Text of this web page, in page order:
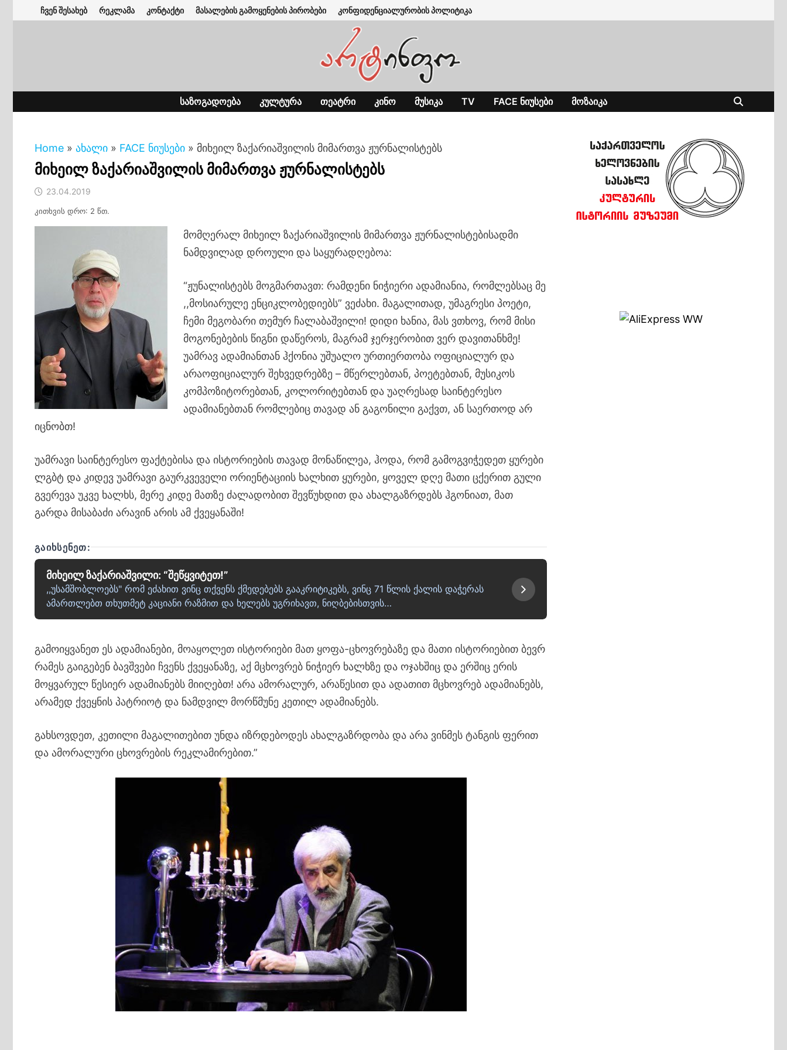
to
ჩვენ შესახებ რეკლამა კონტაქტი მასალების გამოყენების პირობები კონფიდენციალურობის პოლიტიკა
ᲡᲐᲖᲝᲒᲐᲓᲝᲔᲑᲐ ᲙᲣᲚᲢᲣᲠᲐ ᲗᲔᲐᲢᲠᲘ ᲙᲘᲜᲝ ᲛᲣᲡᲘᲙᲐ TV FACE ᲜᲘᲣᲡᲔᲑᲘ ᲛᲝᲖᲐᲘᲙᲐ
Home » ახალი » FACE ნიუსები » მიხეილ ზაქარიაშვილის მიმართვა ჟურნალისტებს
მიხეილ ზაქარიაშვილის მიმართვა ჟურნალისტებს
23.04.2019
კითხვის დრო: 2 წთ.
მომღერალ მიხეილ ზაქარიაშვილის მიმართვა ჟურნალისტებისადმი
ნამდვილად დროული და საყურადღებოა:
“ჟუნალისტებს მოგმართავთ: რამდენი ნიჭიერი ადამიანია, რომლებსაც მე
,,მოსიარულე ენციკლობედიებს” ვეძახი. მაგალითად, უმაგრესი პოეტი,
ჩემი მეგობარი თემურ ჩალაბაშვილი! დიდი ხანია, მას ვთხოვ, რომ მისი
მოგონებების წიგნი დაწეროს, მაგრამ ჯერჯერობით ვერ დავითანხმე!
უამრავ ადამიანთან ჰქონია უშუალო ურთიერთობა ოფიციალურ და
არაოფიციალურ შეხვედრებზე – მწერლებთან, პოეტებთან, მუსიკოს
კომპოზიტორებთან, კოლორიტებთან და უაღრესად საინტერესო
ადამიანებთან რომლებიც თავად ან გაგონილი გაქვთ, ან საერთოდ არ
იცნობთ!
უამრავი საინტერესო ფაქტებისა და ისტორიების თავად მონაწილეა, ჰოდა, რომ გამოგვიჭედეთ ყურები
ლგბტ და კიდევ უამრავი გაურკვეველი ორიენტაციის ხალხით ყურები, ყოველ დღე მათი ცქერით გული
გვერევა უკვე ხალხს, მერე კიდე მათზე ძალადობით შევწუხდით და ახალგაზრდებს ჰგონიათ, მათ
გარდა მისაბაძი არავინ არის ამ ქვეყანაში!
ᲒᲐᲘᲮᲡᲔᲜᲔᲗ:
მიხეილ ზაქარიაშვილი: “შეწყვიტეთ!”
,,უსამშობლოებს" რომ ეძახით ვინც თქვენს ქმედებებს გააკრიტიკებს, ვინც 71 წლის ქალის დაჭერას
ამართლებთ თხუთმეტ კაციანი რაზმით და ხელებს უგრიხავთ, ნიღბებისთვის…
გამოიყვანეთ ეს ადამიანები, მოაყოლეთ ისტორიები მათ ყოფა-ცხოვრებაზე და მათი ისტორიებით ბევრ
რამეს გაიგებენ ბავშვები ჩვენს ქვეყანაზე, აქ მცხოვრებ ნიჭიერ ხალხზე და ოჯახშიც და ერშიც ერის
მოყვარულ წესიერ ადამიანებს მიიღებთ! არა ამორალურ, არაწესით და ადათით მცხოვრებ ადამიანებს,
არამედ ქვეყნის პატრიოტ და ნამდვილ მორწმუნე კეთილ ადამიანებს.
გახსოვდეთ, კეთილი მაგალითებით უნდა იზრდებოდეს ახალგაზრდობა და არა ვინმეს ტანგის ფერით
და ამორალური ცხოვრების რეკლამირებით.”